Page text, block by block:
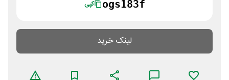
ogs183f کپی
لینک خرید